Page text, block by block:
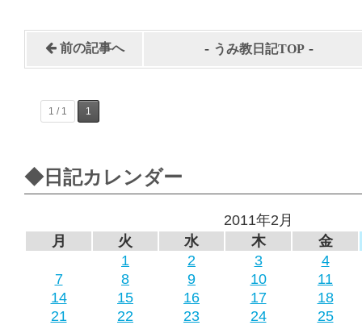
前の記事へ - うみ教日記TOP -
1 / 1 1
◆日記カレンダー
2011年2月
月
火 水 木
金
1
2 3
4
7
8 9 10
11
14
15 16 17
18
21
22 23 24
25